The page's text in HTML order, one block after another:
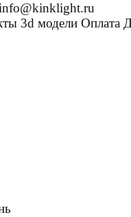
3d модели Оплата